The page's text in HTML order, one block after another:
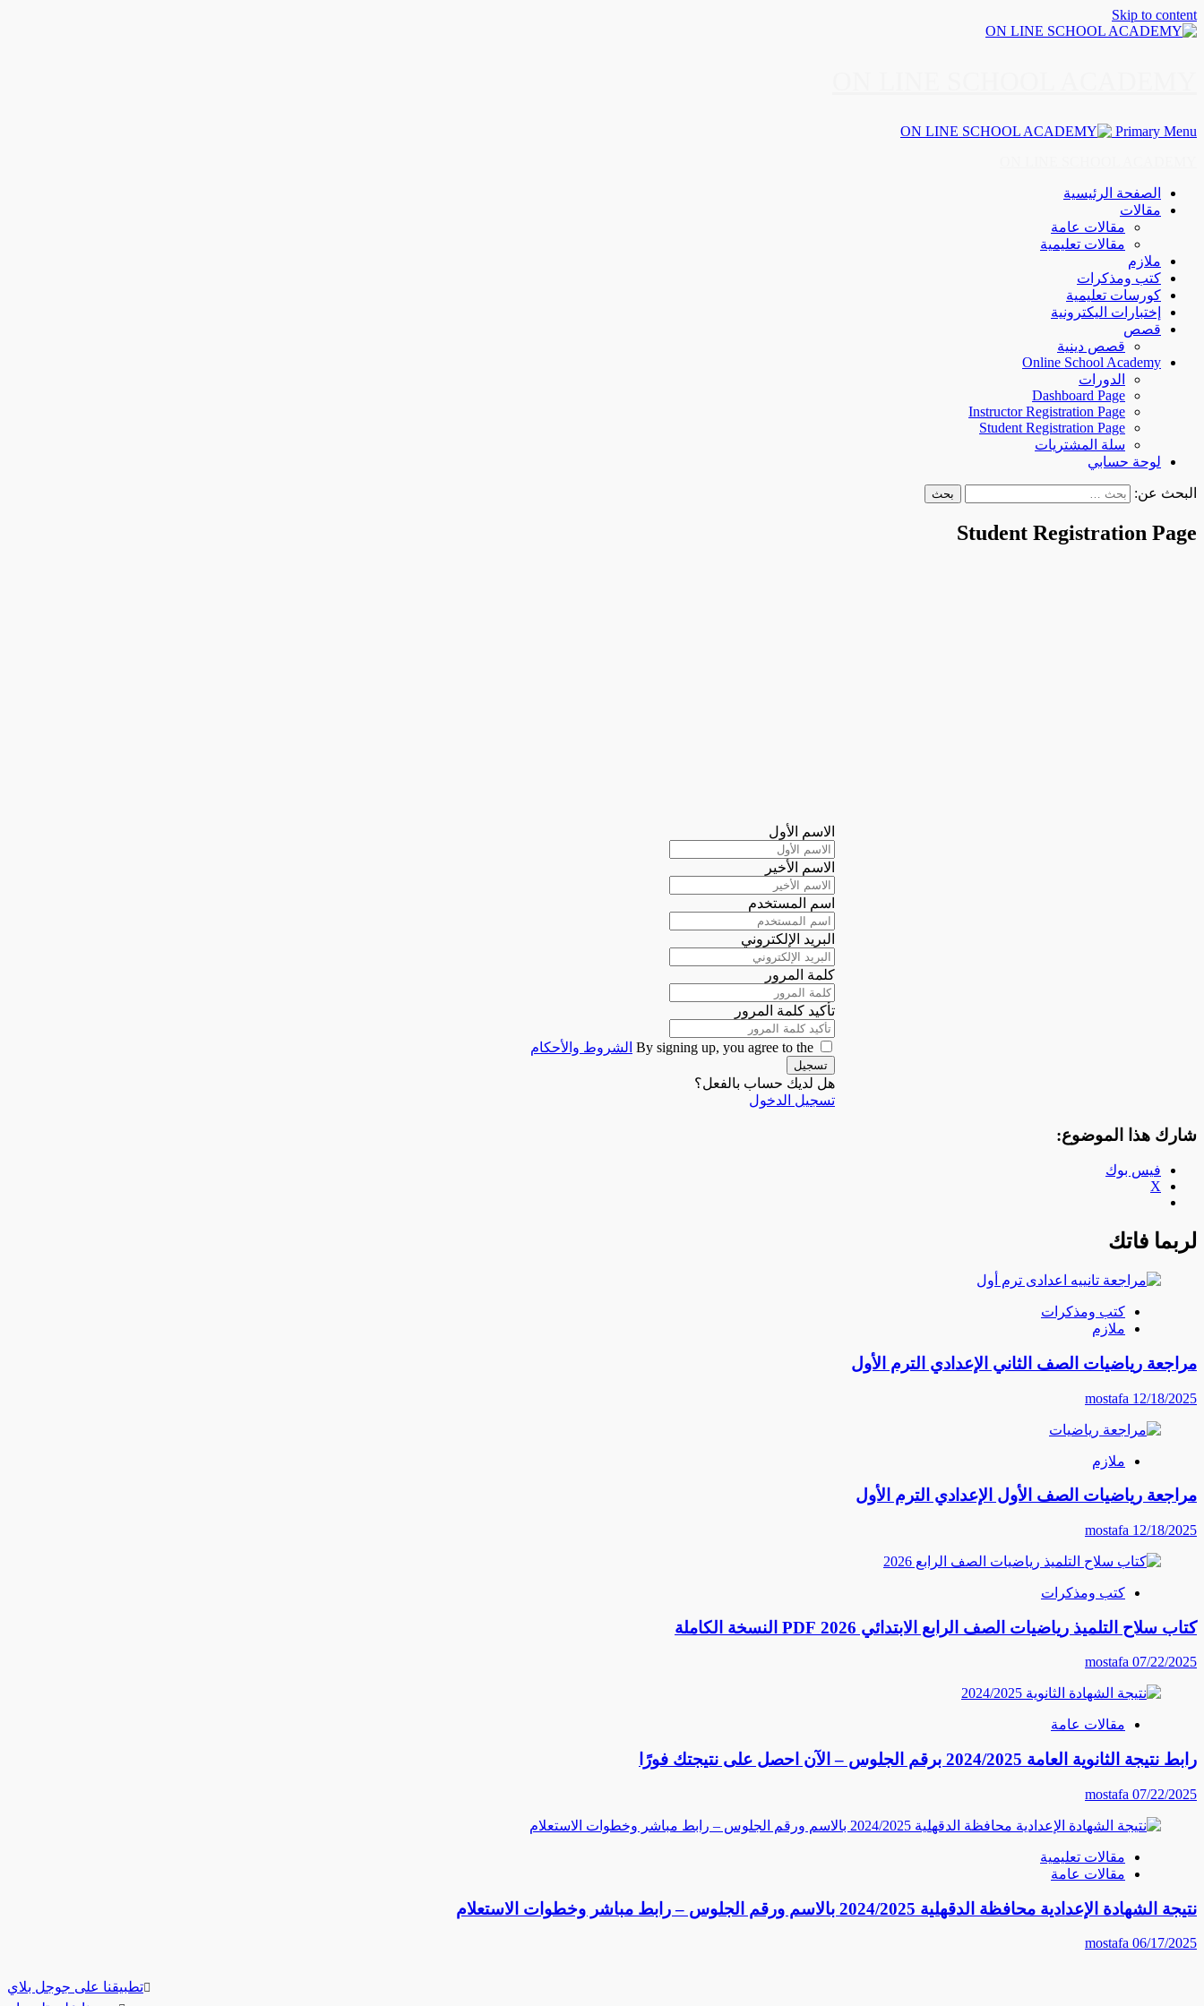
Skip to content
Primary Menu
الصفحة الرئيسية
مقالات
مقالات عامة
مقالات تعليمية
ملازم
كتب ومذكرات
كورسات تعليمية
إختبارات اليكترونية
قصص
قصص دينية
Online School Academy
الدورات
Dashboard Page
Instructor Registration Page
Student Registration Page
سلة المشتريات
لوحة حسابي
البحث عن:
Student Registration Page
الاسم الأول
الاسم الأخير
اسم المستخدم
البريد الإلكتروني
كلمة المرور
تأكيد كلمة المرور
By signing up, you agree to the الشروط والأحكام
تسجيل
هل لديك حساب بالفعل؟
تسجيل الدخول
شارك هذا الموضوع:
فيس بوك
X
لربما فاتك
كتب ومذكرات
ملازم
مراجعة رياضيات الصف الثاني الإعدادي الترم الأول
mostafa 12/18/2025
ملازم
مراجعة رياضيات الصف الأول الإعدادي الترم الأول
mostafa 12/18/2025
كتب ومذكرات
كتاب سلاح التلميذ رياضيات الصف الرابع الابتدائي 2026 PDF النسخة الكاملة
mostafa 07/22/2025
مقالات عامة
رابط نتيجة الثانوية العامة 2024/2025 برقم الجلوس – الآن احصل على نتيجتك فورًا
mostafa 07/22/2025
مقالات تعليمية
مقالات عامة
نتيجة الشهادة الإعدادية محافظة الدقهلية 2024/2025 بالاسم ورقم الجلوس – رابط مباشر وخطوات الاستعلام
mostafa 06/17/2025
تطبيقنا على جوجل بلاي